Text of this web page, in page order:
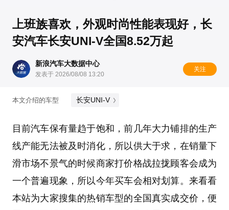
上班族喜欢，外观时尚性能表现好，长
安汽车长安UNI-V全国8.52万起
新浪汽车大数据中心
发表于 2026/08/08 13:20
关注
本文介绍的车型 长安UNI-V
目前汽车保有量趋于饱和，前几年大力铺排的生产
线产能无法被及时消化，所以供大于求，在销量下
滑市场不景气的时候商家打价格战拉拢顾客会成为
一个普遍现象，所以今年买车会相对划算。来看看
本站为大家搜集的热销车型的全国真实成交价，便